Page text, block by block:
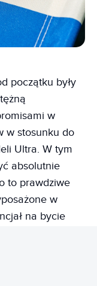
początku były
w
w stosunku do
Ultra. W tym
absolutnie
to prawdziwe
w
na bycie